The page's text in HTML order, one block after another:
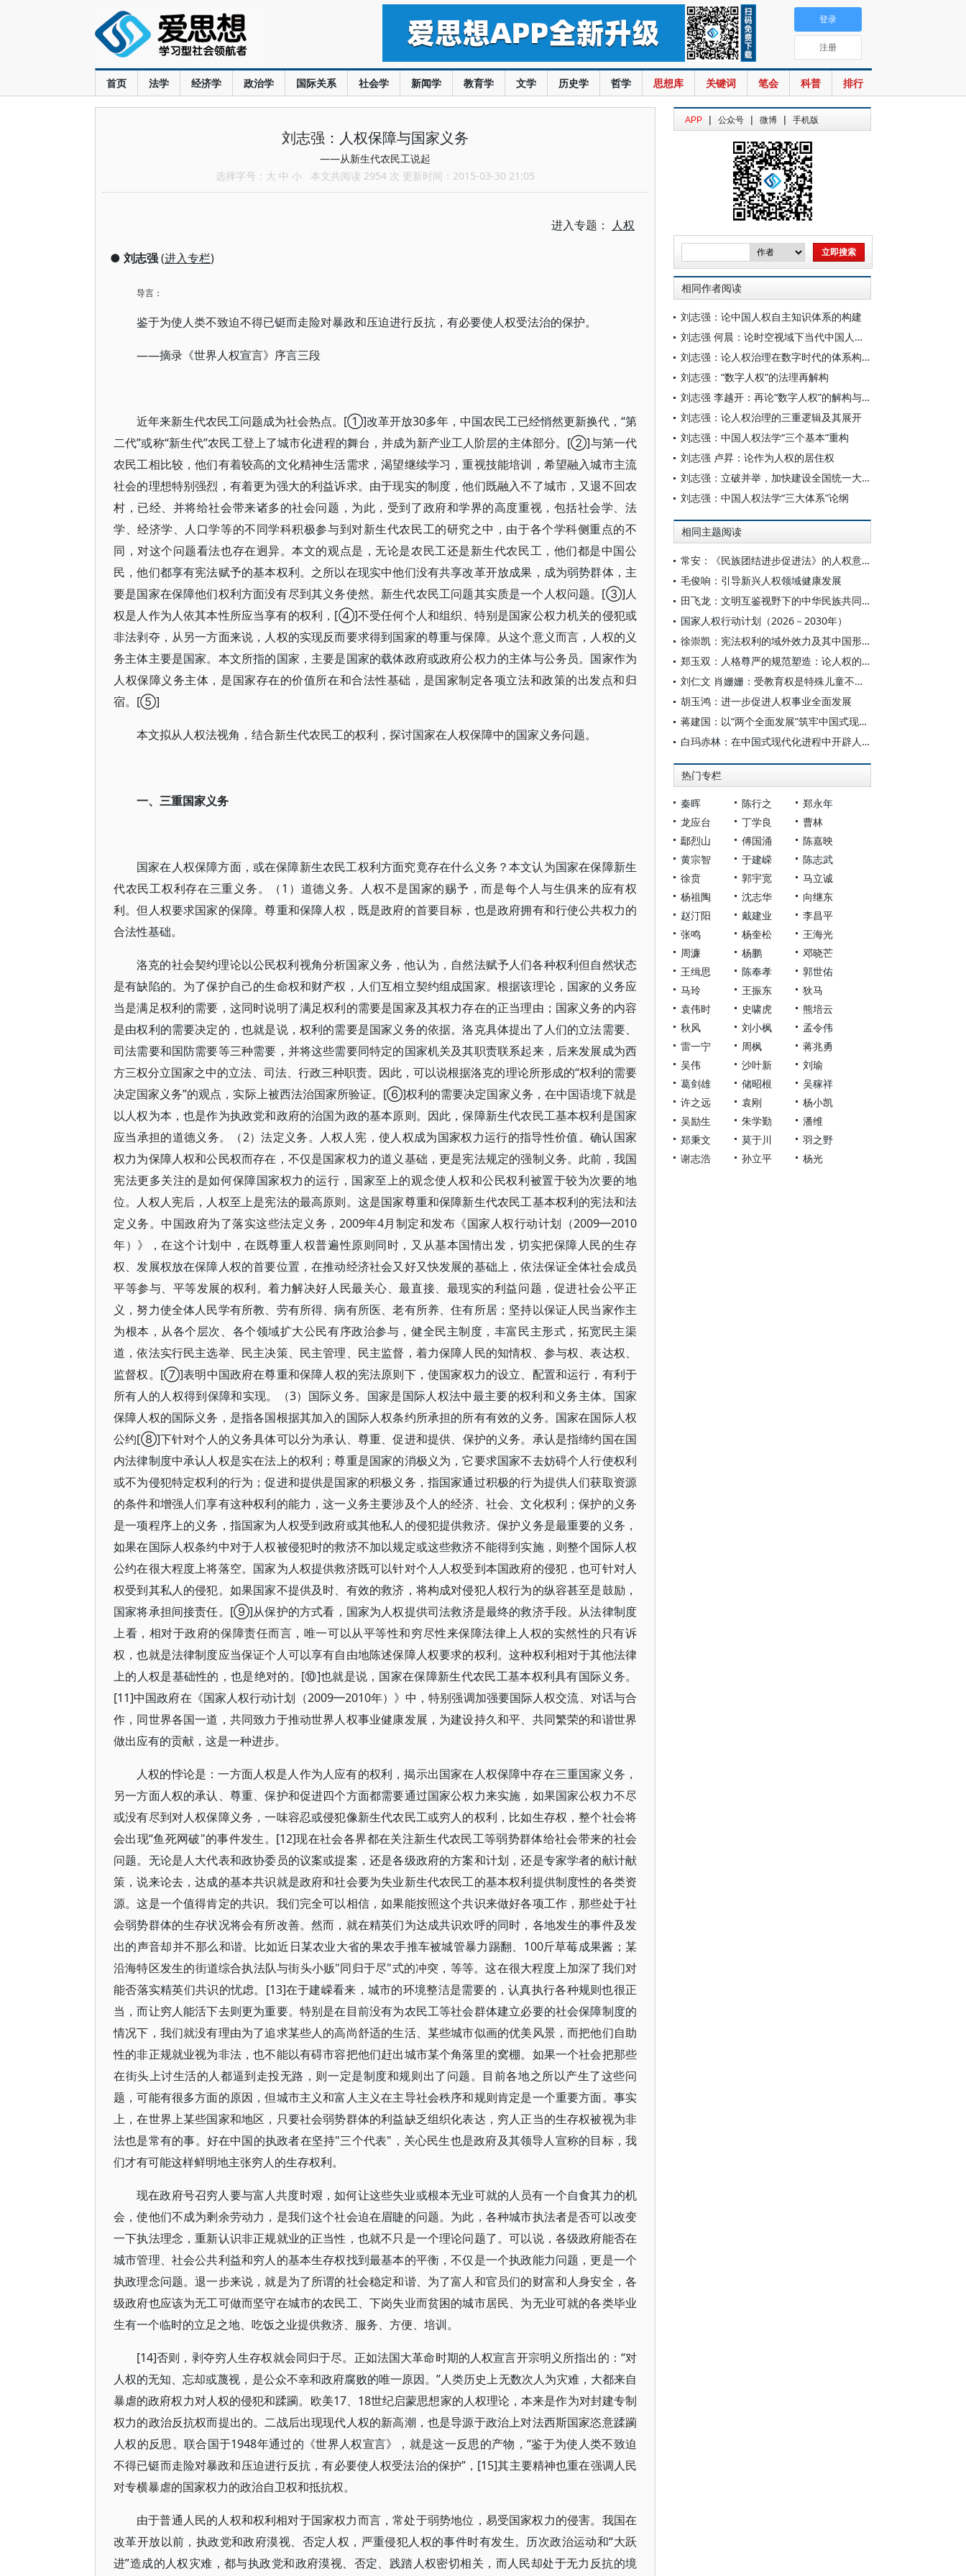
首页 法学 经济学 政治学 国际关系 社会学 新闻学 教育学 文学 历史学 哲学 思想库 关键词 笔会 科普 排行
登录
注册
刘志强：人权保障与国家义务
——从新生代农民工说起
选择字号： 大 中 小 本文共阅读 2954 次 更新时间：2015-03-30 21:05
进入专题： 人权
● 刘志强(进入专栏)
导言：
鉴于为使人类不致迫不得已铤而走险对暴政和压迫进行反抗，有必要使人权受法治的保护。
——摘录《世界人权宣言》序言三段
近年来新生代农民工问题成为社会热点。[①]改革开放30多年，中国农民工已经悄然更新换代，“第
二代”或称“新生代”农民工登上了城市化进程的舞台，并成为新产业工人阶层的主体部分。[②]与第一代
农民工相比较，他们有着较高的文化精神生活需求，渴望继续学习，重视技能培训，希望融入城市主流
社会的理想特别强烈，有着更为强大的利益诉求。由于现实的制度，他们既融入不了城市，又退不回农
村，已经、并将给社会带来诸多的社会问题，为此，受到了政府和学界的高度重视，包括社会学、法
学、经济学、人口学等的不同学科积极参与到对新生代农民工的研究之中，由于各个学科侧重点的不
同，对这个问题看法也存在迥异。本文的观点是，无论是农民工还是新生代农民工，他们都是中国公
民，他们都享有宪法赋予的基本权利。之所以在现实中他们没有共享改革开放成果，成为弱势群体，主
要是国家在保障他们权利方面没有尽到其义务使然。新生代农民工问题其实质是一个人权问题。[③]人
权是人作为人依其本性所应当享有的权利，[④]不受任何个人和组织、特别是国家公权力机关的侵犯或
非法剥夺，从另一方面来说，人权的实现反而要求得到国家的尊重与保障。从这个意义而言，人权的义
务主体主要是国家。本文所指的国家，主要是国家的载体政府或政府公权力的主体与公务员。国家作为
人权保障义务主体，是国家存在的价值所在和合法性基础，是国家制定各项立法和政策的出发点和归
宿。[⑤]
本文拟从人权法视角，结合新生代农民工的权利，探讨国家在人权保障中的国家义务问题。
一、三重国家义务
国家在人权保障方面，或在保障新生农民工权利方面究竟存在什么义务？本文认为国家在保障新生
代农民工权利存在三重义务。（1）道德义务。人权不是国家的赐予，而是每个人与生俱来的应有权
利。但人权要求国家的保障。尊重和保障人权，既是政府的首要目标，也是政府拥有和行使公共权力的
合法性基础。
洛克的社会契约理论以公民权利视角分析国家义务，他认为，自然法赋予人们各种权利但自然状态
是有缺陷的。为了保护自己的生命权和财产权，人们互相立契约组成国家。根据该理论，国家的义务应
当是满足权利的需要，这同时说明了满足权利的需要是国家及其权力存在的正当理由；国家义务的内容
是由权利的需要决定的，也就是说，权利的需要是国家义务的依据。洛克具体提出了人们的立法需要、
司法需要和国防需要等三种需要，并将这些需要同特定的国家机关及其职责联系起来，后来发展成为西
方三权分立国家之中的立法、司法、行政三种职责。因此，可以说根据洛克的理论所形成的“权利的需要
决定国家义务”的观点，实际上被西法治国家所验证。[⑥]权利的需要决定国家义务，在中国语境下就是
以人权为本，也是作为执政党和政府的治国为政的基本原则。因此，保障新生代农民工基本权利是国家
应当承担的道德义务。（2）法定义务。人权人宪，使人权成为国家权力运行的指导性价值。确认国家
权力为保障人权和公民权而存在，不仅是国家权力的道义基础，更是宪法规定的强制义务。此前，我国
宪法更多关注的是如何保障国家权力的运行，国家至上的观念使人权和公民权利被置于较为次要的地
位。人权人宪后，人权至上是宪法的最高原则。这是国家尊重和保障新生代农民工基本权利的宪法和法
定义务。中国政府为了落实这些法定义务，2009年4月制定和发布《国家人权行动计划（2009━2010
年）》，在这个计划中，在既尊重人权普遍性原则同时，又从基本国情出发，切实把保障人民的生存
权、发展权放在保障人权的首要位置，在推动经济社会又好又快发展的基础上，依法保证全体社会成员
平等参与、平等发展的权利。着力解决好人民最关心、最直接、最现实的利益问题，促进社会公平正
义，努力使全体人民学有所教、劳有所得、病有所医、老有所养、住有所居；坚持以保证人民当家作主
为根本，从各个层次、各个领域扩大公民有序政治参与，健全民主制度，丰富民主形式，拓宽民主渠
道，依法实行民主选举、民主决策、民主管理、民主监督，着力保障人民的知情权、参与权、表达权、
监督权。[⑦]表明中国政府在尊重和保障人权的宪法原则下，使国家权力的设立、配置和运行，有利于
所有人的人权得到保障和实现。（3）国际义务。国家是国际人权法中最主要的权利和义务主体。国家
保障人权的国际义务，是指各国根据其加入的国际人权条约所承担的所有有效的义务。国家在国际人权
公约[⑧]下针对个人的义务具体可以分为承认、尊重、促进和提供、保护的义务。承认是指缔约国在国
内法律制度中承认人权是实在法上的权利；尊重是国家的消极义为，它要求国家不去妨碍个人行使权利
或不为侵犯特定权利的行为；促进和提供是国家的积极义务，指国家通过积极的行为提供人们获取资源
的条件和增强人们享有这种权利的能力，这一义务主要涉及个人的经济、社会、文化权利；保护的义务
是一项程序上的义务，指国家为人权受到政府或其他私人的侵犯提供救济。保护义务是最重要的义务，
如果在国际人权条约中对于人权被侵犯时的救济不加以规定或这些救济不能得到实施，则整个国际人权
公约在很大程度上将落空。国家为人权提供救济既可以针对个人人权受到本国政府的侵犯，也可针对人
权受到其私人的侵犯。如果国家不提供及时、有效的救济，将构成对侵犯人权行为的纵容甚至是鼓励，
国家将承担间接责任。[⑨]从保护的方式看，国家为人权提供司法救济是最终的救济手段。从法律制度
上看，相对于政府的保障责任而言，唯一可以从平等性和穷尽性来保障法律上人权的实然性的只有诉
权，也就是法律制度应当保证个人可以享有自由地陈述保障人权要求的权利。这种权利相对于其他法律
上的人权是基础性的，也是绝对的。[⑩]也就是说，国家在保障新生代农民工基本权利具有国际义务。
[11]中国政府在《国家人权行动计划（2009━2010年）》中，特别强调加强要国际人权交流、对话与合
作，同世界各国一道，共同致力于推动世界人权事业健康发展，为建设持久和平、共同繁荣的和谐世界
做出应有的贡献，这是一种进步。
人权的悖论是：一方面人权是人作为人应有的权利，揭示出国家在人权保障中存在三重国家义务，
另一方面人权的承认、尊重、保护和促进四个方面都需要通过国家公权力来实施，如果国家公权力不尽
或没有尽到对人权保障义务，一味容忍或侵犯像新生代农民工或穷人的权利，比如生存权，整个社会将
会出现“鱼死网破"的事件发生。[12]现在社会各界都在关注新生代农民工等弱势群体给社会带来的社会
问题。无论是人大代表和政协委员的议案或提案，还是各级政府的方案和计划，还是专家学者的献计献
策，说来论去，达成的基本共识就是政府和社会要为失业新生代农民工的基本权利提供制度性的各类资
源。这是一个值得肯定的共识。我们完全可以相信，如果能按照这个共识来做好各项工作，那些处于社
会弱势群体的生存状况将会有所改善。然而，就在精英们为达成共识欢呼的同时，各地发生的事件及发
出的声音却并不那么和谐。比如近日某农业大省的果农手推车被城管暴力踢翻、100斤草莓成果酱；某
沿海特区发生的街道综合执法队与街头小贩"同归于尽"式的冲突，等等。这在很大程度上加深了我们对
能否落实精英们共识的忧虑。[13]在于建嵘看来，城市的环境整洁是需要的，认真执行各种规则也很正
当，而让穷人能活下去则更为重要。特别是在目前没有为农民工等社会群体建立必要的社会保障制度的
情况下，我们就没有理由为了追求某些人的高尚舒适的生活、某些城市似画的优美风景，而把他们自助
性的非正规就业视为非法，也不能以有碍市容把他们赶出城市某个角落里的窝棚。如果一个社会把那些
在街头上讨生活的人都逼到走投无路，则一定是制度和规则出了问题。目前各地之所以产生了这些问
题，可能有很多方面的原因，但城市主义和富人主义在主导社会秩序和规则肯定是一个重要方面。事实
上，在世界上某些国家和地区，只要社会弱势群体的利益缺乏组织化表达，穷人正当的生存权被视为非
法也是常有的事。好在中国的执政者在坚持"三个代表"，关心民生也是政府及其领导人宣称的目标，我
们才有可能这样鲜明地主张穷人的生存权利。
现在政府号召穷人要与富人共度时艰，如何让这些失业或根本无业可就的人员有一个自食其力的机
会，使他们不成为剩余劳动力，是我们这个社会迫在眉睫的问题。为此，各种城市执法者是否可以改变
一下执法理念，重新认识非正规就业的正当性，也就不只是一个理论问题了。可以说，各级政府能否在
城市管理、社会公共利益和穷人的基本生存权找到最基本的平衡，不仅是一个执政能力问题，更是一个
执政理念问题。退一步来说，就是为了所谓的社会稳定和谐、为了富人和官员们的财富和人身安全，各
级政府也应该为无工可做而坚守在城市的农民工、下岗失业而贫困的城市居民、为无业可就的各类毕业
生有一个临时的立足之地、吃饭之业提供救济、服务、方便、培训。
[14]否则，剥夺穷人生存权就会同归于尽。正如法国大革命时期的人权宣言开宗明义所指出的：“对
人权的无知、忘却或蔑视，是公众不幸和政府腐败的唯一原因。”人类历史上无数次人为灾难，大都来自
暴虐的政府权力对人权的侵犯和蹂躏。欧美17、18世纪启蒙思想家的人权理论，本来是作为对封建专制
权力的政治反抗权而提出的。二战后出现现代人权的新高潮，也是导源于政治上对法西斯国家恣意蹂躏
人权的反思。联合国于1948年通过的《世界人权宣言》，就是这一反思的产物，“鉴于为使人类不致迫
不得已铤而走险对暴政和压迫进行反抗，有必要使人权受法治的保护”，[15]其主要精神也重在强调人民
对专横暴虐的国家权力的政治自卫权和抵抗权。
由于普通人民的人权和权利相对于国家权力而言，常处于弱势地位，易受国家权力的侵害。我国在
改革开放以前，执政党和政府漠视、否定人权，严重侵犯人权的事件时有发生。历次政治运动和“大跃
进”造成的人权灾难，都与执政党和政府漠视、否定、践踏人权密切相关，而人民却处于无力反抗的境
APP | 公众号 | 微博 | 手机版
相同作者阅读
刘志强：论中国人权自主知识体系的构建
刘志强 何晨：论时空视域下当代中国人权观的四重维度
刘志强：论人权治理在数字时代的体系构造
刘志强：“数字人权”的法理再解构
刘志强 李越开：再论“数字人权”的解构与追问
刘志强：论人权治理的三重逻辑及其展开
刘志强：中国人权法学“三个基本”重构
刘志强 卢昇：论作为人权的居住权
刘志强：立破并举，加快建设全国统一大市场
刘志强：中国人权法学“三大体系”论纲
相同主题阅读
常安：《民族团结进步促进法》的人权意义
毛俊响：引导新兴人权领域健康发展
田飞龙：文明互鉴视野下的中华民族共同体人权观及其世界意义
国家人权行动计划（2026－2030年）
徐崇凯：宪法权利的域外效力及其中国形态
郑玉双：人格尊严的规范塑造：论人权的法理证成
刘仁文 肖姗姗：受教育权是特殊儿童不可剥夺的基本人权
胡玉鸿：进一步促进人权事业全面发展
蒋建国：以“两个全面发展”筑牢中国式现代化人权根基
白玛赤林：在中国式现代化进程中开辟人权研究新境界
热门专栏
秦晖 陈行之
郑永年
龙应台
丁学良
曹林
鄢烈山
傅国涌
陈嘉映
黄宗智
于建嵘
陈志武
徐贲
郭宇宽
马立诚
杨祖陶
沈志华
向继东
赵汀阳
戴建业
李昌平
张鸣
杨奎松
王海光
周濂
杨鹏
邓晓芒
王缉思
陈奉孝
郭世佑
马玲
王振东
狄马
袁伟时
史啸虎
熊培云
秋风
刘小枫
孟令伟
雷一宁
周枫
蒋兆勇
吴伟
沙叶新
刘瑜
葛剑雄
储昭根
吴稼祥
许之远
袁刚
杨小凯
吴励生
朱学勤
潘维
郑秉文
莫于川
羽之野
谢志浩
孙立平 杨光